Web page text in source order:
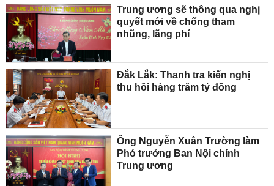
Trung ương sẽ thông qua nghị
quyết mới về chống tham
nhũng, lãng phí
Đắk Lắk: Thanh tra kiến nghị
thu hồi hàng trăm tỷ đồng
Ông Nguyễn Xuân Trường làm
Phó trưởng Ban Nội chính
Trung ương